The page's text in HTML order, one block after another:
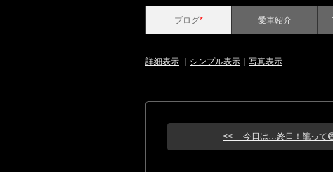
ブログ* 愛車紹介
詳細表示 シンプル表示 写真表示
<< 今日は…終日！籠って